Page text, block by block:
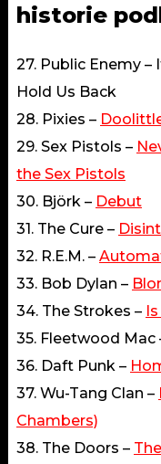
historie
27. Public Enemy
Hold Us Back
28. Pixies –
29. Sex Pistols –
the Sex Pistols
30. Björk – Debut
31. The Cure –
32. R.E.M. –
33. Bob Dylan –
34. The Strokes –
35. Fleetwood Mac
36. Daft Punk –
37. Wu-Tang Clan –
Chambers)
38. The Doors –